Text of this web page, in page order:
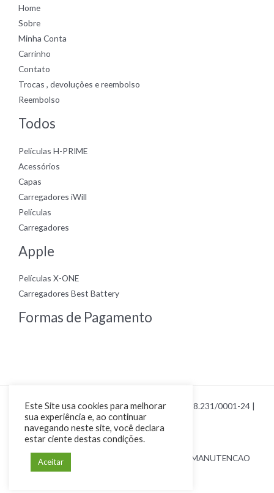
Home
Sobre
Minha Conta
Carrinho
Contato
Trocas , devoluções e reembolso
Reembolso
Todos
Películas H-PRIME
Acessórios
Capas
Carregadores iWill
Películas
Carregadores
Apple
Películas X-ONE
Carregadores Best Battery
Formas de Pagamento
Copyright © 2026 Loja Smart Cel | CNPJ 23.328.231/0001-24 |
Por Renan Poiani
44 9 9121-0403 | SMART CEL COMERCIO E MANUTENCAO
Este Site usa cookies para melhorar
sua experiência e, ao continuar
navegando neste site, você declara
estar ciente destas condições.
Aceitar